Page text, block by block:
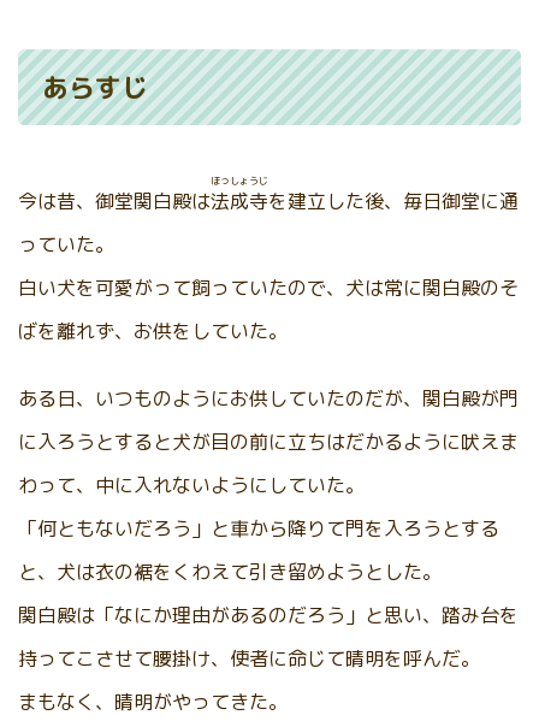
あらすじ
今は昔、御堂関白殿は法成寺
ほっしょうじ
を建立した後、毎日御堂に通
っていた。
白い犬を可愛がって飼っていたので、犬は常に関白殿のそ
ばを離れず、お供をしていた。
ある日、いつものようにお供していたのだが、関白殿が門
に入ろうとすると犬が目の前に立ちはだかるように吠えま
わって、中に入れないようにしていた。
「何ともないだろう」と車から降りて門を入ろうとする
と、犬は衣の裾をくわえて引き留めようとした。
関白殿は「なにか理由があるのだろう」と思い、踏み台を
持ってこさせて腰掛け、使者に命じて晴明を呼んだ。
まもなく、晴明がやってきた。